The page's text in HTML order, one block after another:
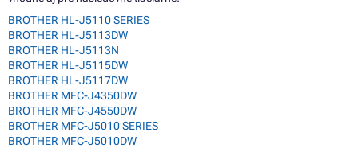
BROTHER HL-J5110 SERIES
BROTHER HL-J5113DW
BROTHER HL-J5113N
BROTHER HL-J5115DW
BROTHER HL-J5117DW
BROTHER MFC-J4350DW
BROTHER MFC-J4550DW
BROTHER MFC-J5010 SERIES
BROTHER MFC-J5010DW